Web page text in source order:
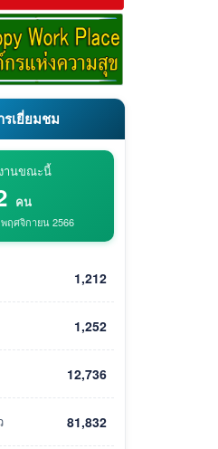
เยี่ยมชม
านขณะนี้
คน
ฤศจิกายน 2566
1,212
1,252
12,736
81,832